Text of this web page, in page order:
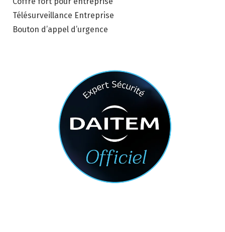
Télésurveillance Entreprise
Bouton d’appel d’urgence